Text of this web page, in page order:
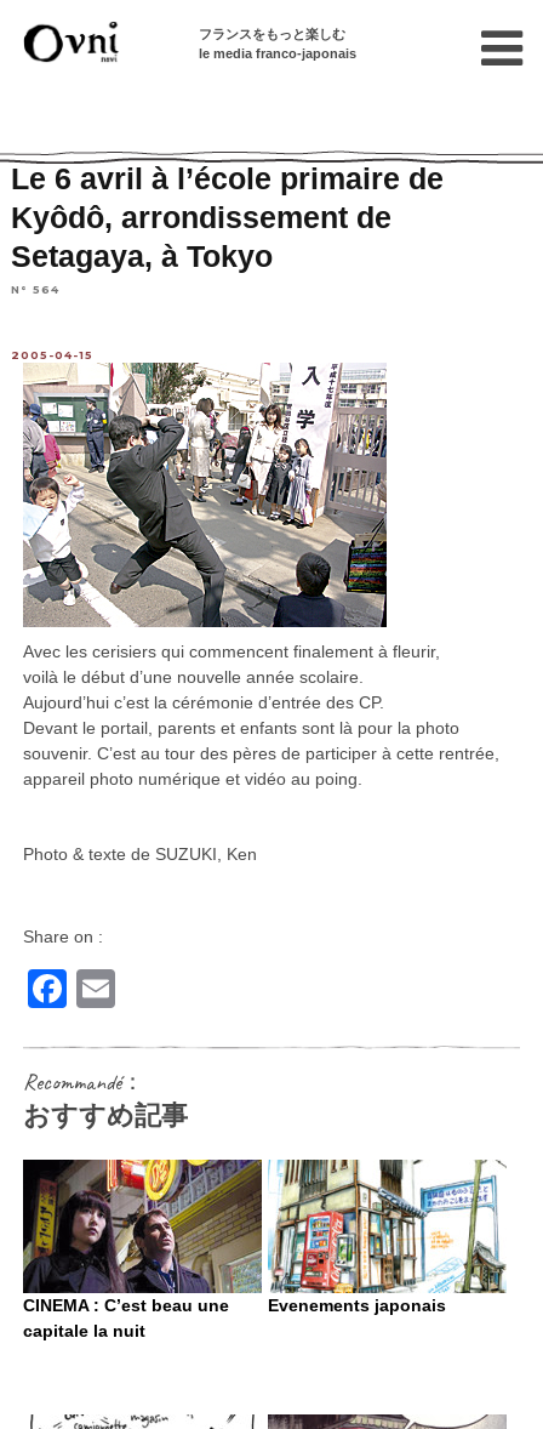
フランスをもっと楽しむ
le media franco-japonais
Le 6 avril à l’école primaire de
Kyôdô, arrondissement de
Setagaya, à Tokyo
N° 564
2005-04-15
Avec les cerisiers qui commencent finalement à fleurir,
voilà le début d’une nouvelle année scolaire.
Aujourd’hui c’est la cérémonie d’entrée des CP.
Devant le portail, parents et enfants sont là pour la photo
souvenir. C’est au tour des pères de participer à cette rentrée,
appareil photo numérique et vidéo au poing.
Photo & texte de SUZUKI, Ken
Share on :
Facebook
Recommandé：
おすすめ記事
CINEMA : C’est beau une
capitale la nuit
Evenements japonais